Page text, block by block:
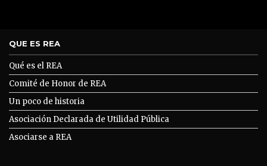
QUE ES REA
Qué es el REA
Comité de Honor de REA
Un poco de historia
Asociación Declarada de Utilidad Pública
Asociarse a REA